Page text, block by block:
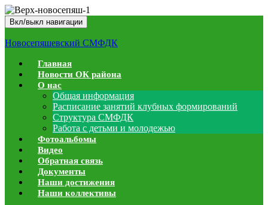
Вкл/выкл навигации
Новосепяшевский СМФДК
Главная
Новости ОК района
О нас
Общая информация
Расписание занятий клубных формирований
Структура СМФДК
Работа с детьми и молодежью
Фотоальбомы
Видео
Обратная связь
Документы
Наши достижения
Наши коллективы